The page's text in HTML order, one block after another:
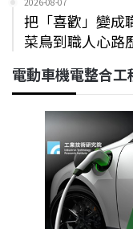
把「喜歡」變成
菜鳥到職人心路
電動車機電整合工